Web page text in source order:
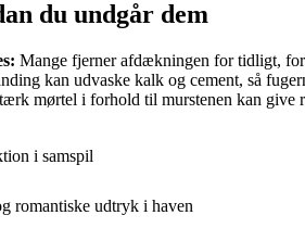
du undgår dem
Mange fjerner afdækningen for tidligt,
kan udvaske kalk og cement, så
mørtel i forhold til murstenen kan give
i samspil
romantiske udtryk i haven